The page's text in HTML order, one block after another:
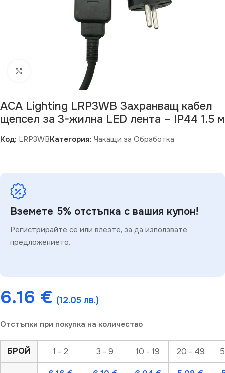
Щракнете за уголемяване
ACA Lighting LRP3WB Захранващ кабел
щепсел за 3-жилна LED лента – IP44 1.5 м
Код: LRP3WBКатегория: Чакащи за Обработка
Вземете 5% отстъпка с вашия купон!
Регистрирайте се или влезте, за да използвате
предложението.
6.16 € (12.05 лв.)
Отстъпки при покупка на количество
БРОЙ 1 - 2 3 - 9 10 - 19 20 - 49